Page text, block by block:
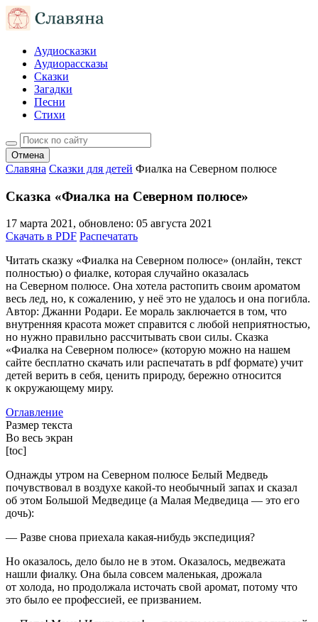
Аудиосказки
Аудиорассказы
Сказки
Загадки
Песни
Стихи
Отмена
Славяна Сказки для детей Фиалка на Северном полюсе
Сказка «Фиалка на Северном полюсе»
17 марта 2021, обновлено: 05 августа 2021
Скачать в PDF Распечатать
Читать сказку «Фиалка на Северном полюсе» (онлайн, текст
полностью) о фиалке, которая случайно оказалась
на Северном полюсе. Она хотела растопить своим ароматом
весь лед, но, к сожалению, у неё это не удалось и она погибла.
Автор: Джанни Родари. Ее мораль заключается в том, что
внутренняя красота может справится с любой неприятностью,
но нужно правильно рассчитывать свои силы. Сказка
«Фиалка на Северном полюсе» (которую можно на нашем
сайте бесплатно скачать или распечатать в pdf формате) учит
детей верить в себя, ценить природу, бережно относится
к окружающему миру.
Оглавление
Размер текста
Во весь экран
[toc]
Однажды утром на Северном полюсе Белый Медведь
почувствовал в воздухе какой-то необычный запах и сказал
об этом Большой Медведице (а Малая Медведица — это его
дочь):
— Разве снова приехала какая-нибудь экспедиция?
Но оказалось, дело было не в этом. Оказалось, медвежата
нашли фиалку. Она была совсем маленькая, дрожала
от холода, но продолжала источать свой аромат, потому что
это было ее профессией, ее призванием.